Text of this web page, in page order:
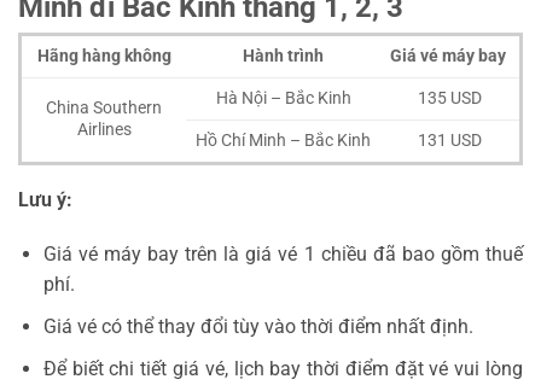
Minh đi Bắc Kinh tháng 1, 2, 3
Hãng hàng không Hành trình Giá vé máy bay
China Southern
Airlines
Hà Nội – Bắc Kinh 135 USD
Hồ Chí Minh – Bắc Kinh 131 USD
Lưu ý:
Giá vé máy bay trên là giá vé 1 chiều đã bao gồm thuế
phí.
Giá vé có thể thay đổi tùy vào thời điểm nhất định.
Để biết chi tiết giá vé, lịch bay thời điểm đặt vé vui lòng